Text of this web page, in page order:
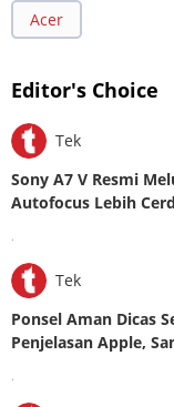
Acer
Editor's Choice
Tek
Sony A7 V Resmi
Autofocus Lebih
.
Tek
Ponsel Aman Dicas
Penjelasan Apple,
.